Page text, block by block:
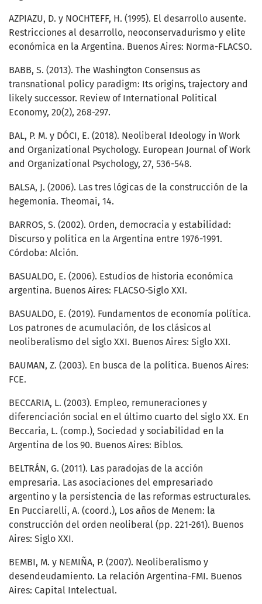
AZPIAZU, D. y NOCHTEFF, H. (1995). El desarrollo ausente.
Restricciones al desarrollo, neoconservadurismo y elite
económica en la Argentina. Buenos Aires: Norma-FLACSO.
BABB, S. (2013). The Washington Consensus as
transnational policy paradigm: Its origins, trajectory and
likely successor. Review of International Political
Economy, 20(2), 268-297.
BAL, P. M. y DÓCI, E. (2018). Neoliberal Ideology in Work
and Organizational Psychology. European Journal of Work
and Organizational Psychology, 27, 536-548.
BALSA, J. (2006). Las tres lógicas de la construcción de la
hegemonía. Theomai, 14.
BARROS, S. (2002). Orden, democracia y estabilidad:
Discurso y política en la Argentina entre 1976-1991.
Córdoba: Alción.
BASUALDO, E. (2006). Estudios de historia económica
argentina. Buenos Aires: FLACSO-Siglo XXI.
BASUALDO, E. (2019). Fundamentos de economía política.
Los patrones de acumulación, de los clásicos al
neoliberalismo del siglo XXI. Buenos Aires: Siglo XXI.
BAUMAN, Z. (2003). En busca de la política. Buenos Aires:
FCE.
BECCARIA, L. (2003). Empleo, remuneraciones y
diferenciación social en el último cuarto del siglo XX. En
Beccaria, L. (comp.), Sociedad y sociabilidad en la
Argentina de los 90. Buenos Aires: Biblos.
BELTRÁN, G. (2011). Las paradojas de la acción
empresaria. Las asociaciones del empresariado
argentino y la persistencia de las reformas estructurales.
En Pucciarelli, A. (coord.), Los años de Menem: la
construcción del orden neoliberal (pp. 221-261). Buenos
Aires: Siglo XXI.
BEMBI, M. y NEMIÑA, P. (2007). Neoliberalismo y
desendeudamiento. La relación Argentina-FMI. Buenos
Aires: Capital Intelectual.